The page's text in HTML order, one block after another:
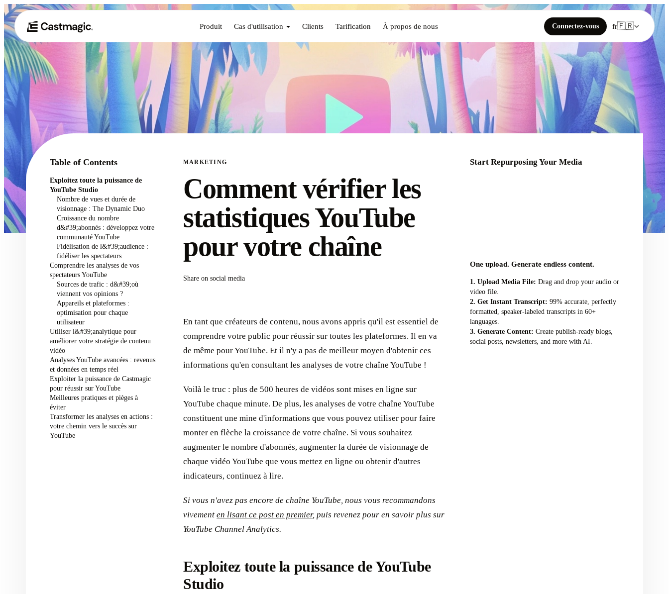
Produit Cas d'utilisation Clients Tarification À propos de nous Connectez-vous fr🇫🇷
Table of Contents
Exploitez toute la puissance de
YouTube Studio
Nombre de vues et durée de
visionnage : The Dynamic Duo
Croissance du nombre
d&#39;abonnés : développez votre
communauté YouTube
Fidélisation de l&#39;audience :
fidéliser les spectateurs
Comprendre les analyses de vos
spectateurs YouTube
Sources de trafic : d&#39;où
viennent vos opinions ?
Appareils et plateformes :
optimisation pour chaque
utilisateur
Utiliser l&#39;analytique pour
améliorer votre stratégie de contenu
vidéo
Analyses YouTube avancées : revenus
et données en temps réel
Exploiter la puissance de Castmagic
pour réussir sur YouTube
Meilleures pratiques et pièges à
éviter
Transformer les analyses en actions :
votre chemin vers le succès sur
YouTube
MARKETING
Comment vérifier les
statistiques YouTube
pour votre chaîne
Share on social media
En tant que créateurs de contenu, nous avons appris qu'il est essentiel de
comprendre votre public pour réussir sur toutes les plateformes. Il en va
de même pour YouTube. Et il n'y a pas de meilleur moyen d'obtenir ces
informations qu'en consultant les analyses de votre chaîne YouTube !
Voilà le truc : plus de 500 heures de vidéos sont mises en ligne sur
YouTube chaque minute. De plus, les analyses de votre chaîne YouTube
constituent une mine d'informations que vous pouvez utiliser pour faire
monter en flèche la croissance de votre chaîne. Si vous souhaitez
augmenter le nombre d'abonnés, augmenter la durée de visionnage de
chaque vidéo YouTube que vous mettez en ligne ou obtenir d'autres
indicateurs, continuez à lire.
Si vous n'avez pas encore de chaîne YouTube, nous vous recommandons
vivement en lisant ce post en premier, puis revenez pour en savoir plus sur
YouTube Channel Analytics.
Exploitez toute la puissance de YouTube
Studio
Start Repurposing Your Media
One upload. Generate endless content.
Upload Media File: Drag and drop your audio or
video file.
Get Instant Transcript: 99% accurate, perfectly
formatted, speaker-labeled transcripts in 60+
languages.
Generate Content: Create publish-ready blogs,
social posts, newsletters, and more with AI.